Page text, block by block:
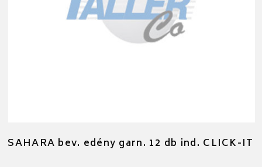
SAHARA bev. edény garn. 12 db ind. CLICK-IT